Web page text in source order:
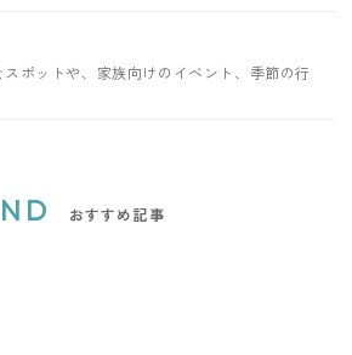
ポットや、家族向けのイベント、季節の行
おすすめ記事